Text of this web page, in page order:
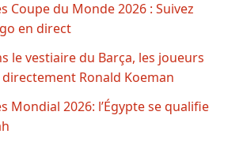
Coupe du Monde 2026 : Suivez
en direct
le vestiaire du Barça, les joueurs
Ronald Koeman
Mondial 2026: l’Égypte se qualifie